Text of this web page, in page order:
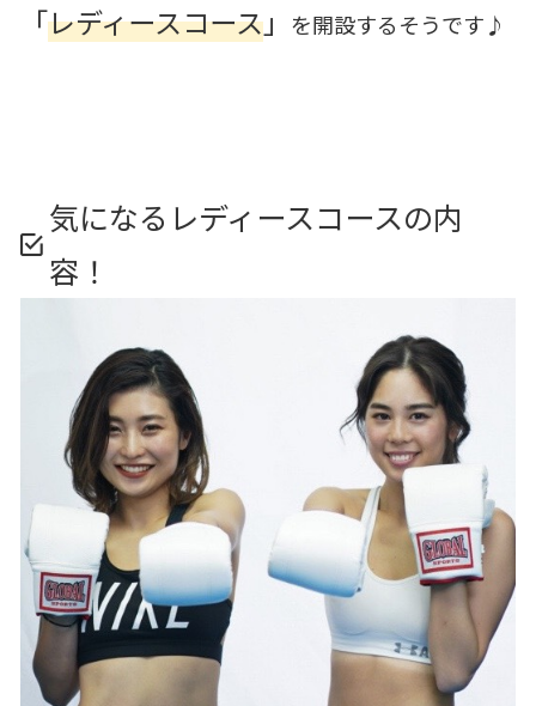
「レディースコース」 を開設するそうです♪
気になるレディースコースの内
容！